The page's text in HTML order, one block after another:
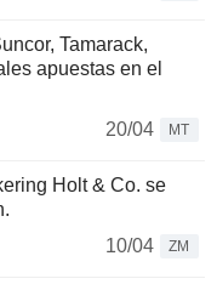
Tamarack,
apuestas en el
20/04
MT
Holt & Co. se
10/04
ZM